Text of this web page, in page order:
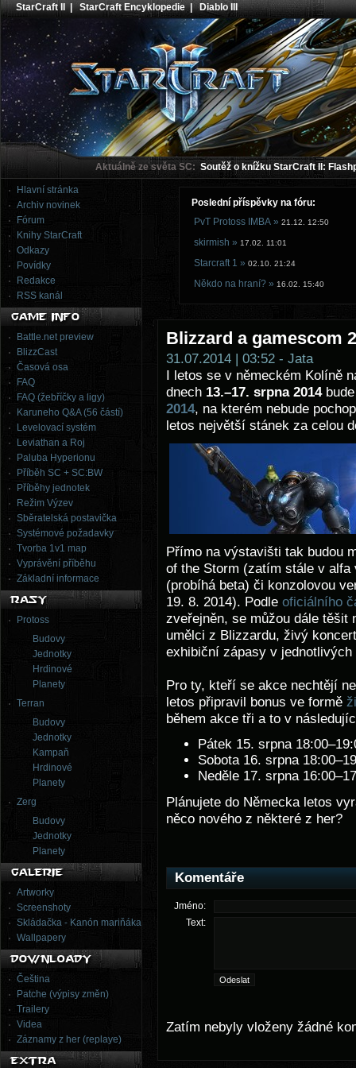
StarCraft II |StarCraft Encyklopedie|Diablo III
Aktuálně ze světa SC: Soutěž o knížku StarCraft II:
Hlavní stránka
Archiv novinek
Fórum
Knihy StarCraft
Odkazy
Povídky
Redakce
RSS kanál
Battle.net preview
BlizzCast
Časová osa
FAQ
FAQ (žebříčky a ligy)
Karuneho Q&A (56 částí)
Levelovací systém
Leviathan a Roj
Paluba Hyperionu
Příběh SC + SC:BW
Příběhy jednotek
Režim Výzev
Sběratelská postavička
Systémové požadavky
Tvorba 1v1 map
Vyprávění příběhu
Základní informace
Protoss
Budovy
Jednotky
Hrdinové
Planety
Terran
Budovy
Jednotky
Kampaň
Hrdinové
Planety
Zerg
Budovy
Jednotky
Planety
Artworky
Screenshoty
Skládačka - Kanón mariňáka
Wallpapery
Čeština
Patche (výpisy změn)
Trailery
Videa
Záznamy z her (replaye)
Poslední příspěvky na fóru:
PvT Protoss IMBA » 21.12. 12:50
skirmish » 17.02. 11:01
Starcraft 1 » 02.10. 21:24
Někdo na hraní? » 16.02. 15:40
Blizzard a gamescom
31.07.2014 | 03:52 - Jata
I letos se v německém Kolíně
dnech 13.–17. srpna 2014
2014, na kterém nebude
letos největší stánek za celou
Přímo na výstavišti tak budou
of the Storm (zatím stále v
(probíhá beta) či konzolovou
19. 8. 2014). Podle oficiálního
zveřejněn, se můžou dále
umělci z Blizzardu, živý
exhibiční zápasy v
Pro ty, kteří se akce nechtějí
letos připravil bonus ve formě
během akce tři a to v
Pátek 15. srpna
Sobota 16. srpna
Neděle 17. srpna
Plánujete do Německa letos
něco nového z některé z her?
Komentáře
Jméno:
Text:
Zatím nebyly vloženy žádné